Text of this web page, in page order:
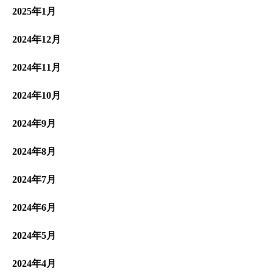
2025年1月
2024年12月
2024年11月
2024年10月
2024年9月
2024年8月
2024年7月
2024年6月
2024年5月
2024年4月